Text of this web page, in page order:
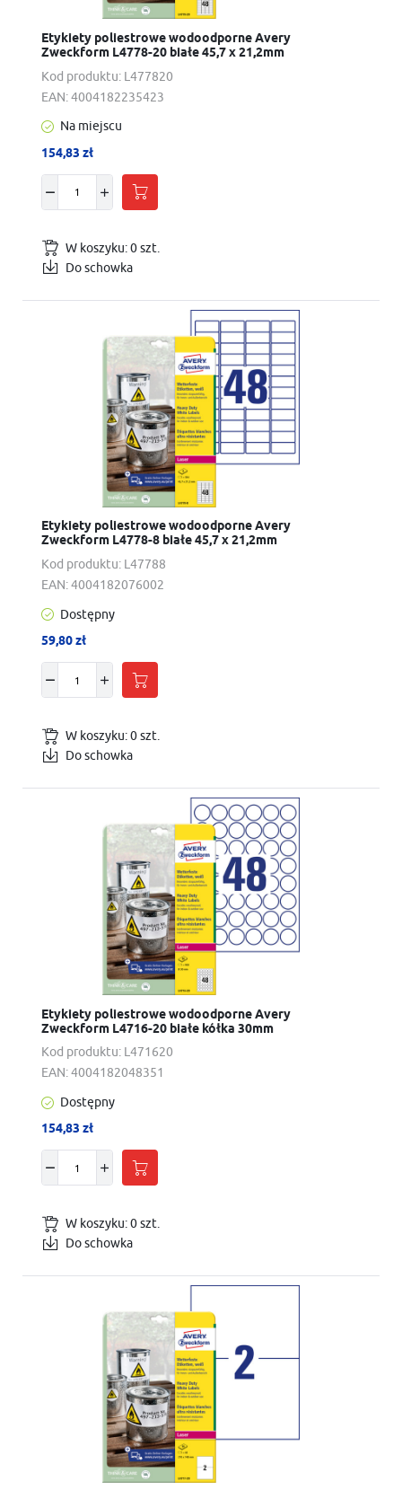
Kod produktu: L477820
Etykiety poliestrowe wodoodporne Avery
Zweckform L4778-20 białe 45,7 x 21,2mm
EAN:4004182235423
Na miejscu
154,83 zł
W koszyku:0szt.
Do schowka
Kod produktu: L47788
Etykiety poliestrowe wodoodporne Avery
Zweckform L4778-8 białe 45,7 x 21,2mm
EAN:4004182076002
Dostępny
59,80 zł
W koszyku:0szt.
Do schowka
Kod produktu: L471620
Etykiety poliestrowe wodoodporne Avery
Zweckform L4716-20 białe kółka 30mm
EAN:4004182048351
Dostępny
154,83 zł
W koszyku:0szt.
Do schowka